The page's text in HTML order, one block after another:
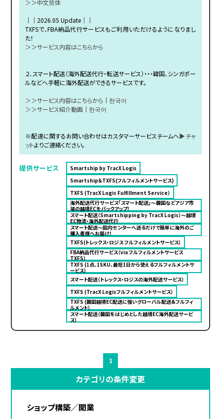
＞＞中文简体
｜｜2026.05 Update｜｜
TXFSで、FBA納品代行サービスもご利用いただけるようになりまし
た！
＞＞サービス内容はこちらから
２．スマート配送（海外配送代行・転送サービス）・・・韓国、シンガポー
ルなどへ手軽に海外配送ができるサービスです。
＞＞サービス内容はこちらから ｜ 한국어
＞＞サービス紹介動画 ｜ 한국어
※配達に関するお問い合わせはカスタマーサービスチームへ▶チャ
ットよりご連絡ください。
提供サービス
Smartship by TracX Logis
Smartship＆TXFS(フルフィルメントサービス)
TXFS (TracX Logis Fulfillment Service）
海外配送代行サービス「スマート配送」〜韓国などアジア市
場の越境ECをバックアップ！
スマート配送（Smartshipping by TracX Logis）～越境
EC物流・海外配送代行
スマート配送～国内センターへ送るだけで簡単に海外のご
購入者様へお届け！
TXFS(トレックス・ロジス フルフィルメントサービス）
FBA納品代行サービス（via フルフィルメントサービス
TXFS）
TXFS (1点、1SKU、最短1日から使えるフルフィルメントサ
ービス）
スマート配送（トレックス・ロジスの海外配送サービス）
TXFS (TracX Logisフルフィルメントサービス）
TXFS (韓国越境EC配送に強いグローバル配送&フルフィ
ルメント）
スマート配送（韓国をはじめとした越境EC海外配送サービ
ス）
1
カテゴリの条件変更
ショップ構築／開業